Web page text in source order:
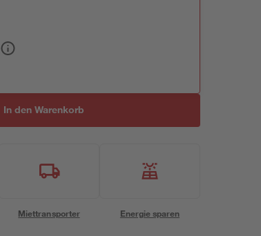
In den Warenkorb
Miettransporter Energie sparen